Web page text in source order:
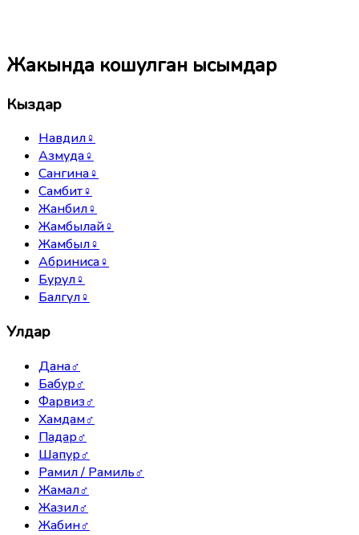
Жакында кошулган ысымдар
Кыздар
Навдил♀
Азмуда♀
Сангина♀
Самбит♀
Жанбил♀
Жамбылай♀
Жамбыл♀
Абриниса♀
Бурул♀
Балгүл♀
Улдар
Дана♂
Бабур♂
Фарвиз♂
Хамдам♂
Падар♂
Шапур♂
Рамил / Рамиль♂
Жамал♂
Жазил♂
Жабин♂